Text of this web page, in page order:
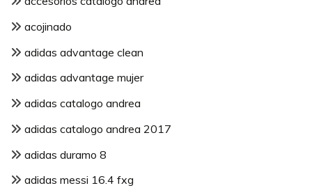
acojinado
adidas advantage clean
adidas advantage mujer
adidas catalogo andrea
adidas catalogo andrea 2017
adidas duramo 8
adidas messi 16.4 fxg